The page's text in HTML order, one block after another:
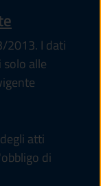
2013. I dati
alle
atti
di